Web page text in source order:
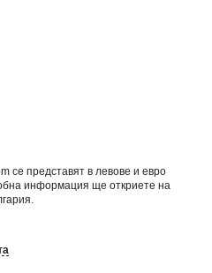
се представят в левове и евро
информация ще откриете на